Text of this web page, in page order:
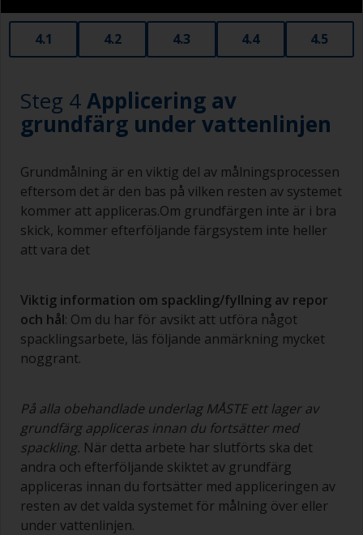
applicerings- och utjämningsverktyg för mindre
områden av spackel.
slipa omgivande områden och bilda ett
nersjunket område som kommer synas igenom
till ytan. Se till att undvika detta.
4.1 4.2 4.3 4.4 4.5
Steg 4Applicering av
grundfärg under vattenlinjen
Grundmålning är en viktig del av målningsprocessen
eftersom det är den bas på vilken resten av systemet
kommer att appliceras.Om grundfärgen inte är i bra
skick, kommer efterföljande färgsystem inte heller
att vara det
Viktig information om spackling/fyllning av repor
och hål: Om du har för avsikt att utföra något
spacklingsarbete, läs följande anmärkning mycket
noggrant.
På alla obehandlade underlag MÅSTE ett lager av
grundfärg appliceras innan du fortsätter med
spackling. När detta arbete har slutförts ska det
andra och efterföljande skiktet av grundfärg
appliceras innan du fortsätter med appliceringen av
resten av det valda systemet för målning över eller
under vattenlinjen.